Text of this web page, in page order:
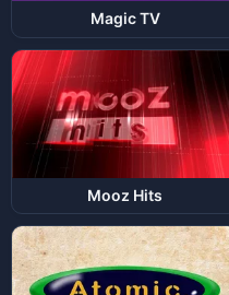
Magic TV
Mooz Hits